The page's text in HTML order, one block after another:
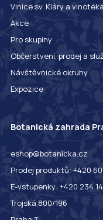
Vinice sv. Kláry a vinotéka
Akce
Pro skupiny
Občerstvení, prodej a
Návštěvnické okruhy
Expozice
Botanická zahrada
eshop@botanicka.cz
Prodej produktů: +420
E-vstupenky: +420 234
Trojská 800/196